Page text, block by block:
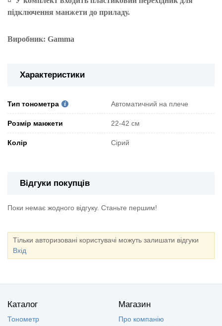
підключення манжети до приладу.
Виробник: Gamma
Характеристики
Тип тонометра Автоматичний на плече
Розмір манжети 22-42 см
Колір Сірий
Відгуки покупців
Поки немає жодного відгуку. Станьте першим!
Тільки авторизовані користувачі можуть залишати відгуки
Вхід
Каталог
Тонометр
Магазин
Про компанію